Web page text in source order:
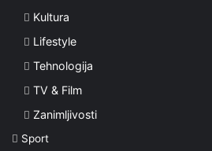
Kultura
Lifestyle
Tehnologija
TV & Film
Zanimljivosti
Sport